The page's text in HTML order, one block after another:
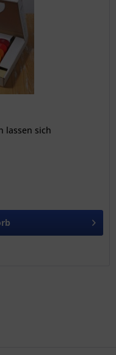
lassen sich